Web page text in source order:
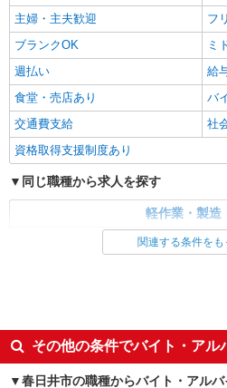
主婦・主夫歓迎
フ
ブランクOK
ミ
週払い
給
食堂・売店あり
バ
交通費支給
社
資格取得支援制度あり
同じ職種から求人を探す
軽作業・製造
入出庫・商品管理・検品・検査
交通費支給
社
関連する条件をも
その他の条件でバイト・アル
春日井市の職種からバイト・アル